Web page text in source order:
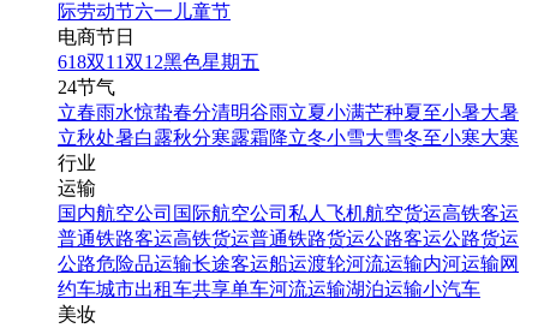
际劳动节六一儿童节
电商节日
618双11双12黑色星期五
24节气
立春雨水惊蛰春分清明谷雨立夏小满芒种夏至小暑大暑
立秋处暑白露秋分寒露霜降立冬小雪大雪冬至小寒大寒
行业
运输
国内航空公司 国际航空公司 私人飞机航空货运高铁客运
普通铁路客运高铁货运普通铁路货运公路客运公路货运
公路危险品运输长途客运船运渡轮河流运输内河运输网
约车城市出租车共享单车河流运输湖泊运输小汽车
美妆